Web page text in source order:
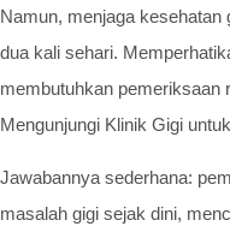
Namun, menjaga kesehatan
dua kali sehari.
membutuhkan pemeriksaan
Mengunjungi Klinik Gigi
Jawabannya sederhana:
masalah gigi sejak dini,